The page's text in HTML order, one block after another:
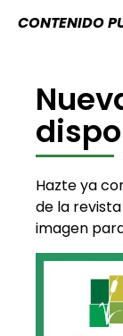
CONTENIDO
Hazte ya
de la
imagen